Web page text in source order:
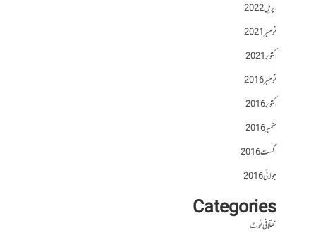
اپریل 2022
نومبر 2021
اکتوبر 2021
نومبر 2016
اکتوبر 2016
ستمبر 2016
اگست 2016
جولائی 2016
Categories
اختلافی نوٹ